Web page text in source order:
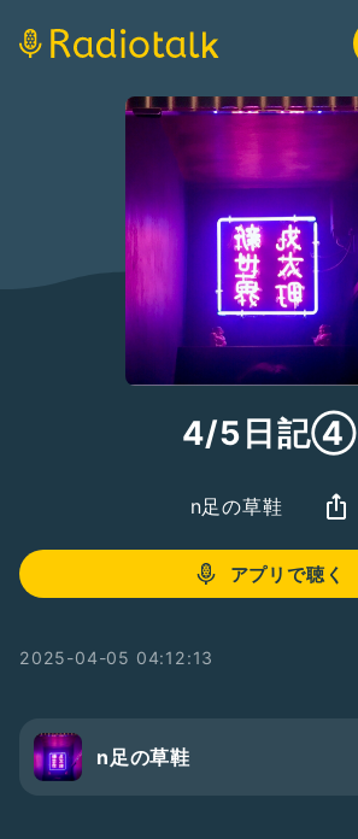
4/5日記④
n足の草鞋
アプリで聴く
2025-04-05 04:12:13
n足の草鞋